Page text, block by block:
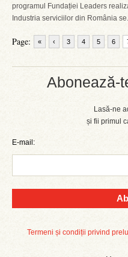
Abonează-
Lasă-ne
și fii primul
E-mail:
Termeni și condiții privind
programul Fundației Leaders
Industria serviciilor din România
Page: « ‹ 3 4 5 6